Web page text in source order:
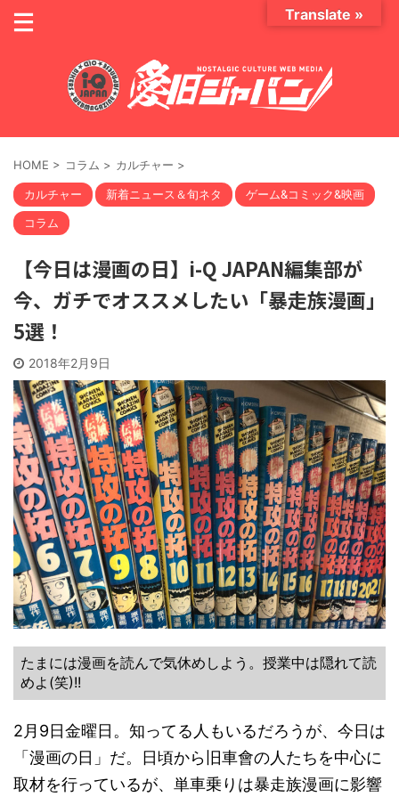
HOME > コラム > カルチャー >
カルチャー 新着ニュース＆旬ネタ
ゲーム&コミック&映画
コラム
【今日は漫画の日】i-Q JAPAN編集部が
今、ガチでオススメしたい「暴走族漫画」
5選！
2018年2月9日
たまには漫画を読んで気休めしよう。授業中は隠れて読
めよ(笑)!!
2月9日金曜日。知ってる人もいるだろうが、今日は
「漫画の日」だ。日頃から旧車會の人たちを中心に
取材を行っているが、単車乗りは暴走族漫画に影響
Translate »